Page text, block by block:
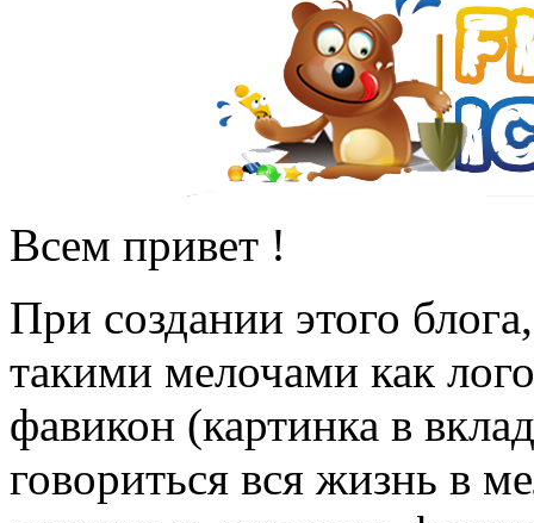
Всем привет !
При создании этого
такими мелочами как
фавикон (картинка в
говориться вся жизнь в